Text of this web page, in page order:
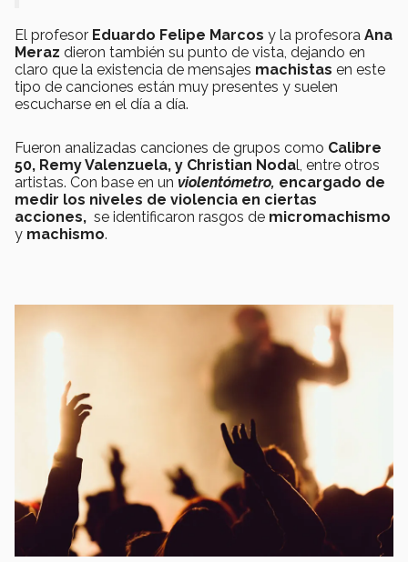
El profesor Eduardo Felipe Marcos y la profesora Ana
Meraz dieron también su punto de vista, dejando en
claro que la existencia de mensajes machistas en este
tipo de canciones están muy presentes y suelen
escucharse en el día a día.
Fueron analizadas canciones de grupos como Calibre
50, Remy Valenzuela, y Christian Nodal, entre otros
artistas. Con base en un violentómetro, encargado de
medir los niveles de violencia en ciertas
acciones, se identificaron rasgos de micromachismo
y machismo.